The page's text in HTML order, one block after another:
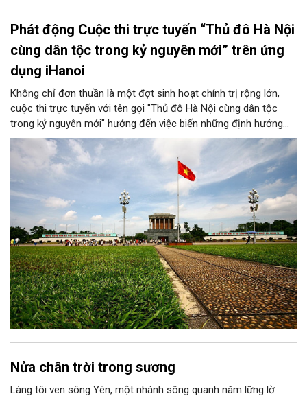
Phát động Cuộc thi trực tuyến “Thủ đô Hà Nội
cùng dân tộc trong kỷ nguyên mới” trên ứng
dụng iHanoi
Không chỉ đơn thuần là một đợt sinh hoạt chính trị rộng lớn,
cuộc thi trực tuyến với tên gọi "Thủ đô Hà Nội cùng dân tộc
trong kỷ nguyên mới" hướng đến việc biến những định hướng
chiến lược trong Nghị quyết số 02-NQ/TW của Bộ Chính trị
thành niềm tin, thành nhận thức chung của mỗi người dân.
Nửa chân trời trong sương
Làng tôi ven sông Yên, một nhánh sông quanh năm lững lờ